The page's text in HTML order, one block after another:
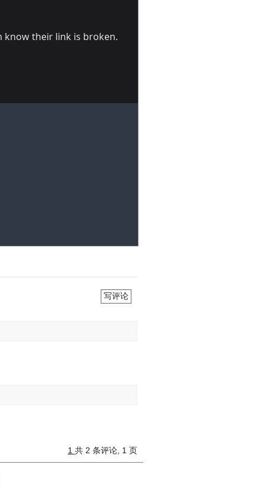
写评论
1 共 2 条评论, 1 页